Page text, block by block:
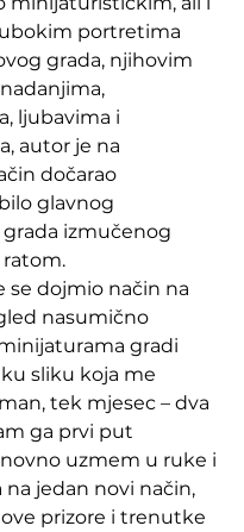
portretima
grada, njihovim
ljubavima i
autor je na
dočarao
glavnog
izmučenog
se dojmio način na
nasumično
gradi
sliku koja me
tek mjesec – dva
ga prvi put
uzmem u ruke i
jedan novi način,
prizore i trenutke